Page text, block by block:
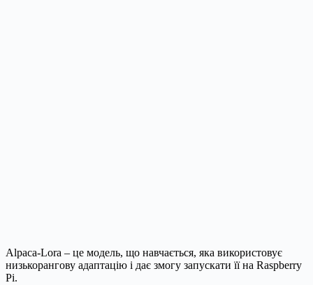
Alpaca-Lora – це модель, що навчається, яка використовує
низькорангову адаптацію і дає змогу запускати її на Raspberry
Pi.